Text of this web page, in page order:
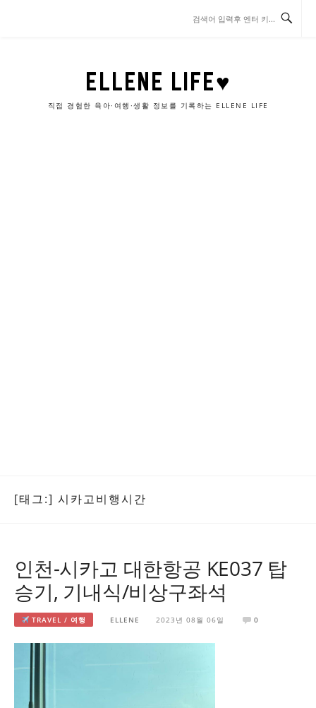
ELLENE LIFE♥
직접 경험한 육아·여행·생활 정보를 기록하는 ELLENE LIFE
[태그:] 시카고비행시간
인천-시카고 대한항공 KE037 탑
승기, 기내식/비상구좌석
TRAVEL / 여행 ELLENE 2023년 08월 06일 0